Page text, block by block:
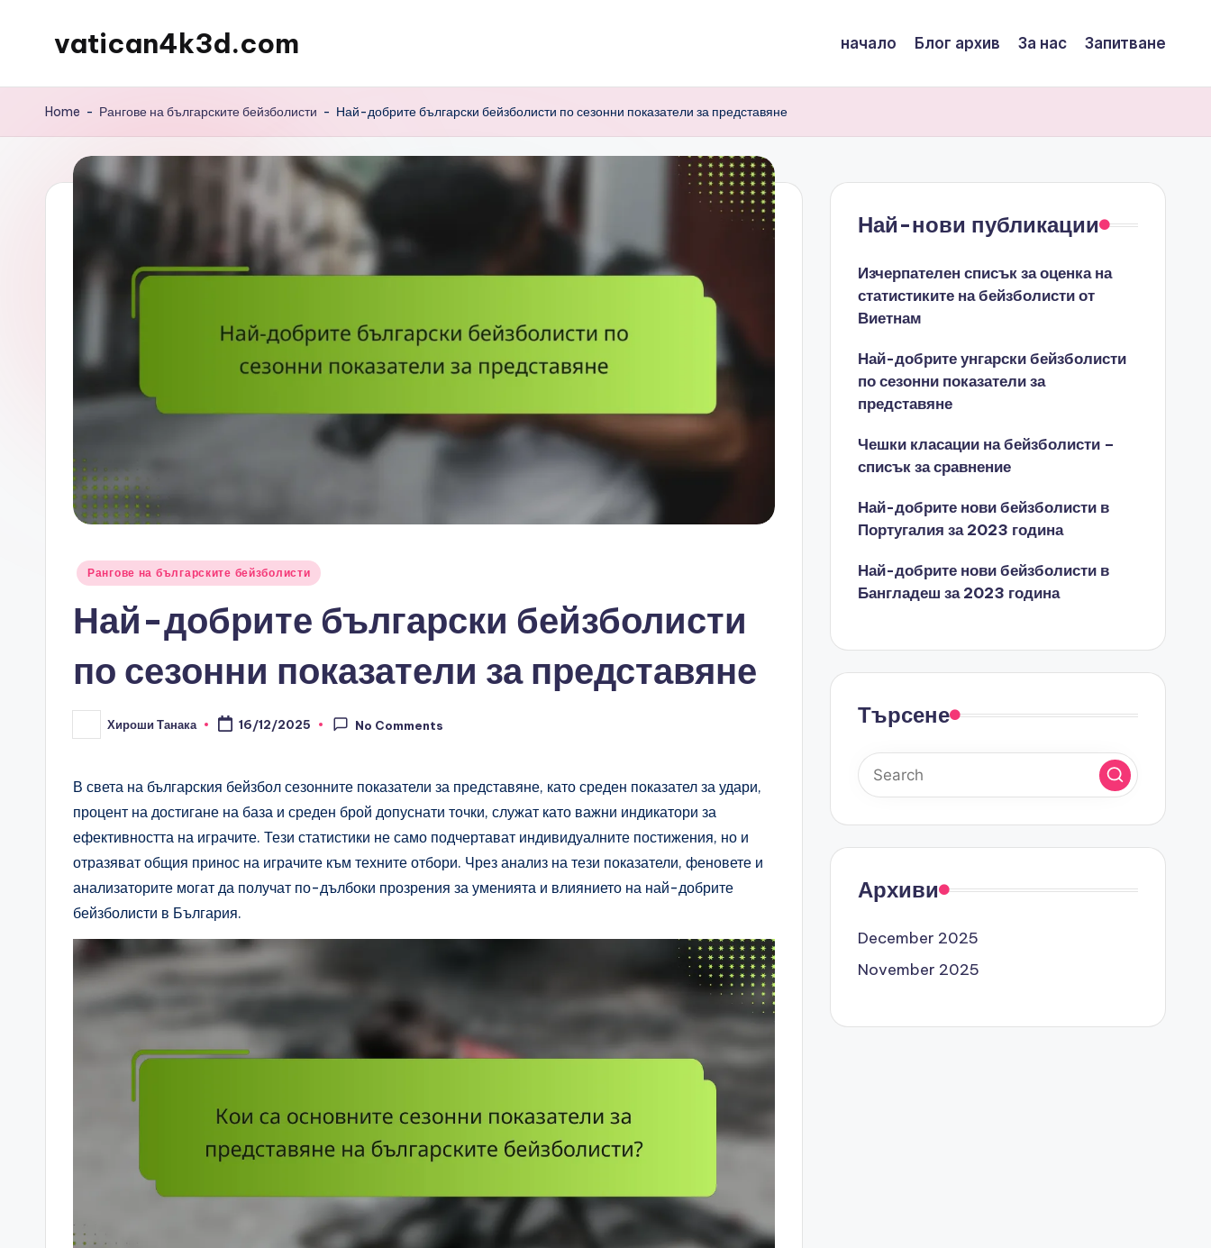
vatican4k3d.com начало Блог архив За нас Запитване
Home - Рангове на българските бейзболисти - Най-добрите български бейзболисти по сезонни показатели за представяне
Posted
Рангове на българските бейзболисти
Най-добрите български бейзболисти
по сезонни показатели за представяне
Posted
by
Хироши Танака 16/12/2025 No Comments
В света на българския бейзбол сезонните показатели за представяне, като среден показател за удари,
процент на достигане на база и среден брой допуснати точки, служат като важни индикатори за
ефективността на играчите. Тези статистики не само подчертават индивидуалните постижения, но и
отразяват общия принос на играчите към техните отбори. Чрез анализ на тези показатели, феновете и
анализаторите могат да получат по-дълбоки прозрения за уменията и влиянието на най-добрите
бейзболисти в България.
Най-нови публикации
Изчерпателен списък за оценка на
статистиките на бейзболисти от
Виетнам
Най-добрите унгарски бейзболисти
по сезонни показатели за
представяне
Чешки класации на бейзболисти –
списък за сравнение
Най-добрите нови бейзболисти в
Португалия за 2023 година
Най-добрите нови бейзболисти в
Бангладеш за 2023 година
Търсене
Архиви
December 2025
November 2025